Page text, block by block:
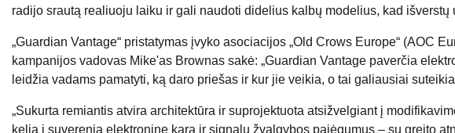
radijo srautą realiuoju laiku ir gali naudoti didelius kalbų modelius, kad
„Guardian Vantage“ pristatymas įvyko asociacijos „Old Crows Europe“ (AOC
kampanijos vadovas Mike'as Brownas sakė: „Guardian Vantage paverčia
leidžia vadams pamatyti, ką daro priešas ir kur jie veikia, o tai galiausiai
„Sukurta remiantis atvira architektūra ir suprojektuota atsižvelgiant į
kelią į suverenią elektroninę karą ir signalų žvalgybos pajėgumus – su greito